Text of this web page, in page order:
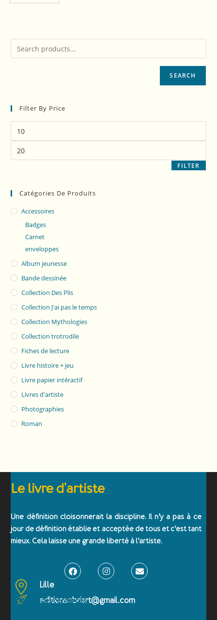
SEARCH
Filter By Price
FILTER
Catégories De Produits
Accessoires
Badges
Carnet
enveloppes
Album jeunesse
Bande dessinée
Collection Des Plis
Collection J'ai pas le temps
Collection Mythologies
Collection trotrodile
Fiches de lecture
Livre histoire + jeu
Livre papier intéractif
Livres d'artiste
Photographies
Roman
Le livre d'artiste
Une définition cloisonnerait la discipline. Il n’y a pas à ce
jour de définition établie et acceptée de tous et c’est tant
mieux. Cela laisse une grande liberté à l’artiste.
Lille
editionsobriart@gmail.com
Emballages renforcés